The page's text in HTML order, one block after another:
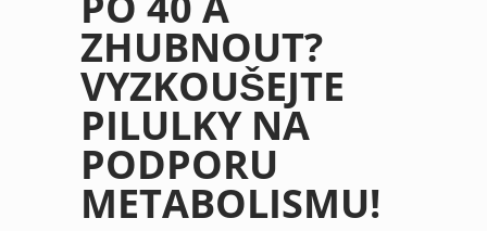
ZHUBNOUT?
VYZKOUŠEJTE
PILULKY NA
PODPORU
METABOLISMU!